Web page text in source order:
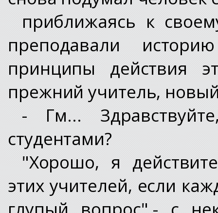
приближаясь к
преподавали
принципы действия
прежний учитель,
- Гм...
студентами?
"Хорошо, я
этих учителей, если